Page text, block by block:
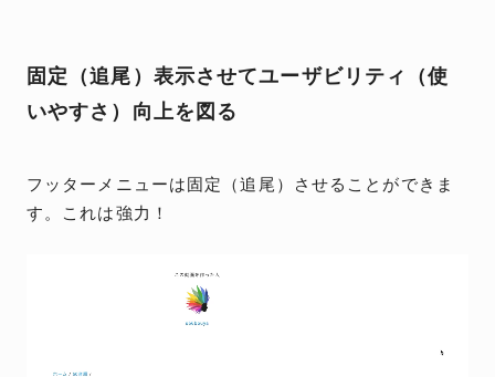
固定（追尾）表示させてユーザビリティ（使
いやすさ）向上を図る
フッターメニューは固定（追尾）させることができま
す。これは強力！